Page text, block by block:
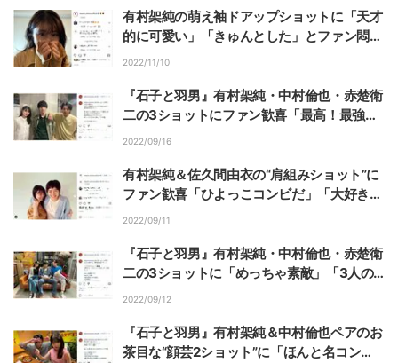
有村架純の萌え袖ドアップショットに「天才
的に可愛い」「きゅんとした」とファン悶絶
の声
2022/11/10
『石子と羽男』有村架純・中村倫也・赤楚衛
二の3ショットにファン歓喜「最高！最強！
トリオ 」「素晴らしい絆」
2022/09/16
有村架純＆佐久間由衣の“肩組みショット”に
ファン歓喜「ひよっこコンビだ」「大好きな
おふたり」
2022/09/11
『石子と羽男』有村架純・中村倫也・赤楚衛
二の3ショットに「めっちゃ素敵」「3人の
雰囲気 好きだわぁ」の声
2022/09/12
『石子と羽男』有村架純＆中村倫也ペアのお
茶目な“顔芸2ショット”に「ほんと名コン